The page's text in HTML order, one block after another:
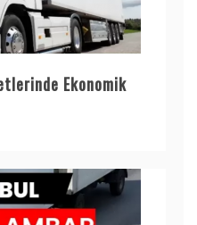
Ekonomik